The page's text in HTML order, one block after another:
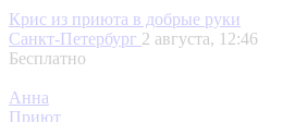
Крис из приюта в добрые руки
Санкт-Петербург 2 августа, 12:46
Бесплатно
Анна
Приют